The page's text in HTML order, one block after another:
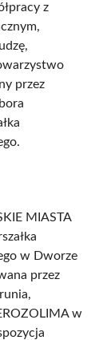
z
przez
MIASTA
w Dworze
przez
w